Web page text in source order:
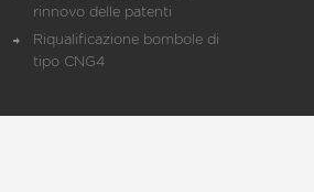
rinnovo delle patenti
Riqualificazione bombole di
tipo CNG4